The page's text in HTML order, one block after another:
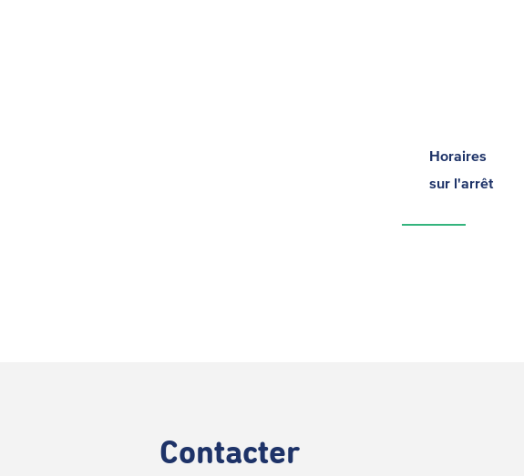
Horaires
sur l'arrêt
Contacter